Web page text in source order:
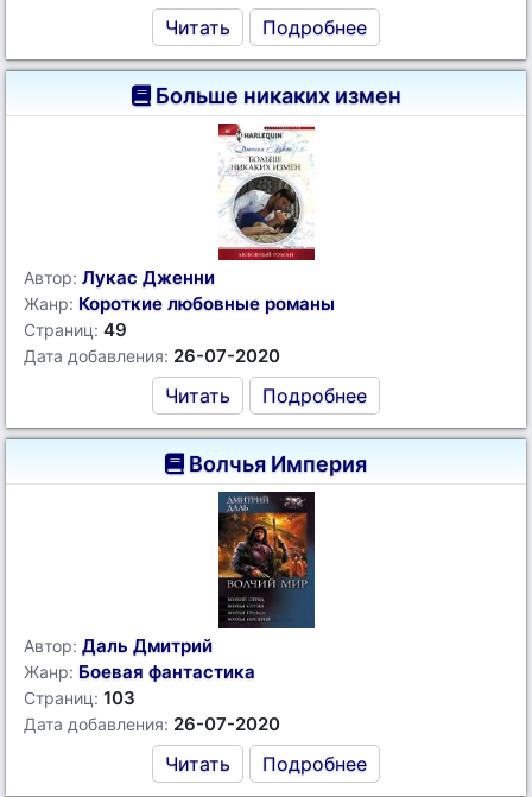
Читать Подробнее
Больше никаких измен
Автор: Лукас Дженни
Жанр: Короткие любовные романы
Страниц: 49
Дата добавления: 26-07-2020
Читать Подробнее
Волчья Империя
Автор: Даль Дмитрий
Жанр: Боевая фантастика
Страниц: 103
Дата добавления: 26-07-2020
Читать Подробнее